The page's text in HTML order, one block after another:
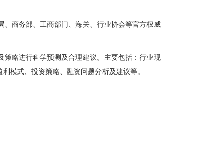
商务部、工商部门、海关、行业协会等官方权威
略进行科学预测及合理建议。主要包括：行业现
模式、投资策略、融资问题分析及建议等。